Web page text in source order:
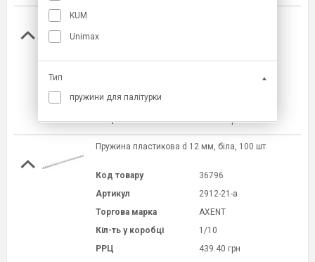
KUM
Unimax
Тип
пружини для палітурки
Кіл-ть у коробці
РРЦ
323.10 грн
Пружина пластикова d 12 мм, біла, 100 шт.
Код товару
36796
Артикул
2912-21-a
Торгова марка
AXENT
Кіл-ть у коробці
1/10
РРЦ
439.40 грн